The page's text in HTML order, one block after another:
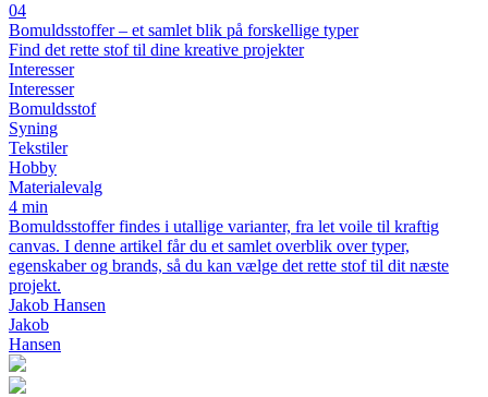
04
Bomuldsstoffer – et samlet blik på forskellige typer
Find det rette stof til dine kreative projekter
Interesser
Interesser
Bomuldsstof
Syning
Tekstiler
Hobby
Materialevalg
4 min
Bomuldsstoffer findes i utallige varianter, fra let voile til kraftig
canvas. I denne artikel får du et samlet overblik over typer,
egenskaber og brands, så du kan vælge det rette stof til dit næste
projekt.
Jakob Hansen
Jakob
Hansen